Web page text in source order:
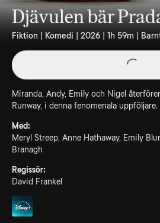
Djävulen bär
Fiktion | Komedi | 2026 | 1h 59m |
Miranda, Andy, Emily och Nigel
Runway, i denna fenomenala uppföljare.
Med:
Meryl Streep, Anne Hathaway, Emily
Branagh
Regissör:
David Frankel